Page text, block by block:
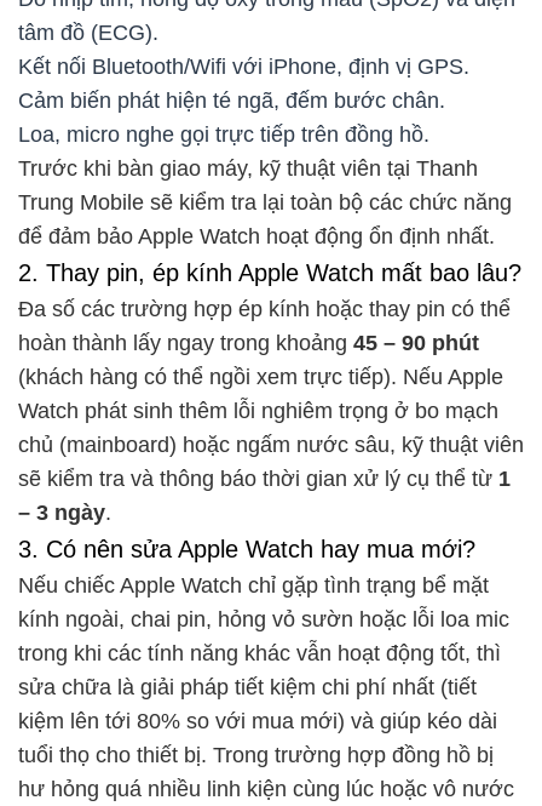
tâm đồ (ECG).
Kết nối Bluetooth/Wifi với iPhone, định vị GPS.
Cảm biến phát hiện té ngã, đếm bước chân.
Loa, micro nghe gọi trực tiếp trên đồng hồ.
Trước khi bàn giao máy, kỹ thuật viên tại Thanh
Trung Mobile sẽ kiểm tra lại toàn bộ các chức năng
để đảm bảo Apple Watch hoạt động ổn định nhất.
2. Thay pin, ép kính Apple Watch mất bao lâu?
Đa số các trường hợp ép kính hoặc thay pin có thể
hoàn thành lấy ngay trong khoảng 45 – 90 phút
(khách hàng có thể ngồi xem trực tiếp). Nếu Apple
Watch phát sinh thêm lỗi nghiêm trọng ở bo mạch
chủ (mainboard) hoặc ngấm nước sâu, kỹ thuật viên
sẽ kiểm tra và thông báo thời gian xử lý cụ thể từ 1
– 3 ngày.
3. Có nên sửa Apple Watch hay mua mới?
Nếu chiếc Apple Watch chỉ gặp tình trạng bể mặt
kính ngoài, chai pin, hỏng vỏ sườn hoặc lỗi loa mic
trong khi các tính năng khác vẫn hoạt động tốt, thì
sửa chữa là giải pháp tiết kiệm chi phí nhất (tiết
kiệm lên tới 80% so với mua mới) và giúp kéo dài
tuổi thọ cho thiết bị. Trong trường hợp đồng hồ bị
hư hỏng quá nhiều linh kiện cùng lúc hoặc vô nước